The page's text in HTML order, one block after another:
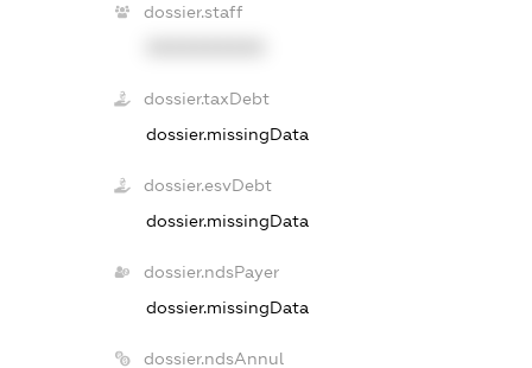
dossier.staff
dossier.taxDebt
dossier.missingData
dossier.esvDebt
dossier.missingData
dossier.ndsPayer
dossier.missingData
dossier.ndsAnnul